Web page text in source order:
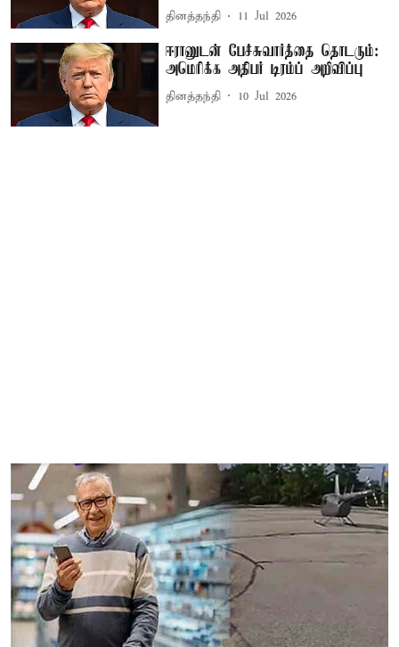
தினத்தந்தி 11 Jul 2026
ஈரானுடன் பேச்சுவார்த்தை தொடரும்:
அமெரிக்க அதிபர் டிரம்ப் அறிவிப்பு
தினத்தந்தி 10 Jul 2026